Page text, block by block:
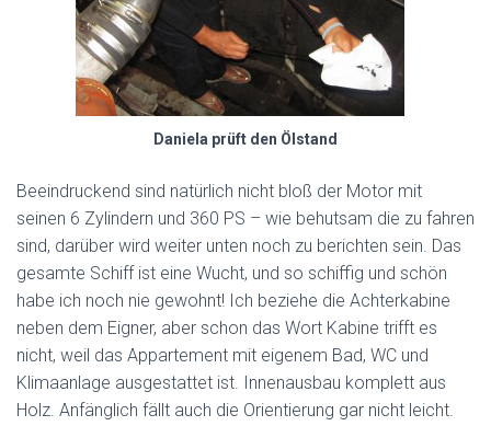
Daniela prüft den Ölstand
Beeindruckend sind natürlich nicht bloß der Motor mit
seinen 6 Zylindern und 360 PS – wie behutsam die zu fahren
sind, darüber wird weiter unten noch zu berichten sein. Das
gesamte Schiff ist eine Wucht, und so schiffig und schön
habe ich noch nie gewohnt! Ich beziehe die Achterkabine
neben dem Eigner, aber schon das Wort Kabine trifft es
nicht, weil das Appartement mit eigenem Bad, WC und
Klimaanlage ausgestattet ist. Innenausbau komplett aus
Holz. Anfänglich fällt auch die Orientierung gar nicht leicht.